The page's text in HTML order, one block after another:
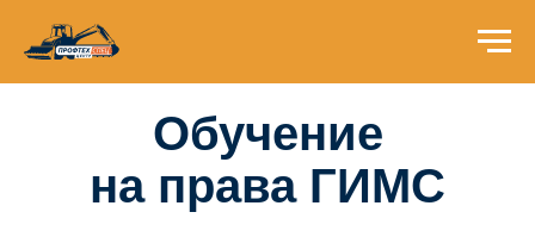
Обучение
на права ГИМС